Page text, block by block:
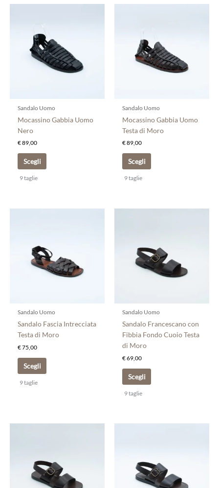
Sandalo Uomo
Mocassino Gabbia Uomo
Nero
€89,00
Scegli
più
varianti.
Le
opzioni
scelte
nella
9 taglie
Sandalo Uomo
Mocassino Gabbia Uomo
Testa di Moro
€89,00
Scegli
più
varianti.
Le
opzioni
scelte
nella
pagina
9 taglie
Sandalo Uomo
Sandalo Fascia Intrecciata
Testa di Moro
€75,00
Scegli
varianti.
Le
opzioni
scelte
nella
pagina
9 taglie
Sandalo Uomo
Sandalo Francescano con
Fibbia Fondo Cuoio Testa
di Moro
€69,00
Scegli
varianti.
Le
opzioni
scelte
nella
pagina
9 taglie
più
varianti.
Le
varianti.
Le